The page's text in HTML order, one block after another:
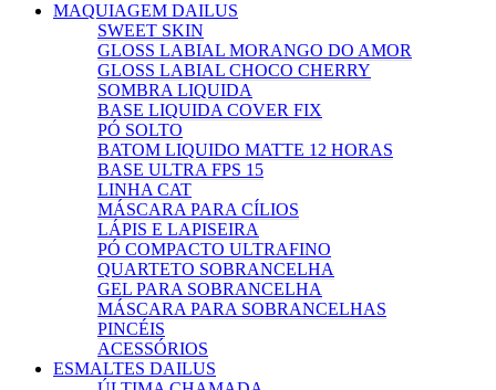
MAQUIAGEM DAILUS
SWEET SKIN
GLOSS LABIAL MORANGO DO AMOR
GLOSS LABIAL CHOCO CHERRY
SOMBRA LIQUIDA
BASE LIQUIDA COVER FIX
PÓ SOLTO
BATOM LIQUIDO MATTE 12 HORAS
BASE ULTRA FPS 15
LINHA CAT
MÁSCARA PARA CÍLIOS
LÁPIS E LAPISEIRA
PÓ COMPACTO ULTRAFINO
QUARTETO SOBRANCELHA
GEL PARA SOBRANCELHA
MÁSCARA PARA SOBRANCELHAS
PINCÉIS
ACESSÓRIOS
ESMALTES DAILUS